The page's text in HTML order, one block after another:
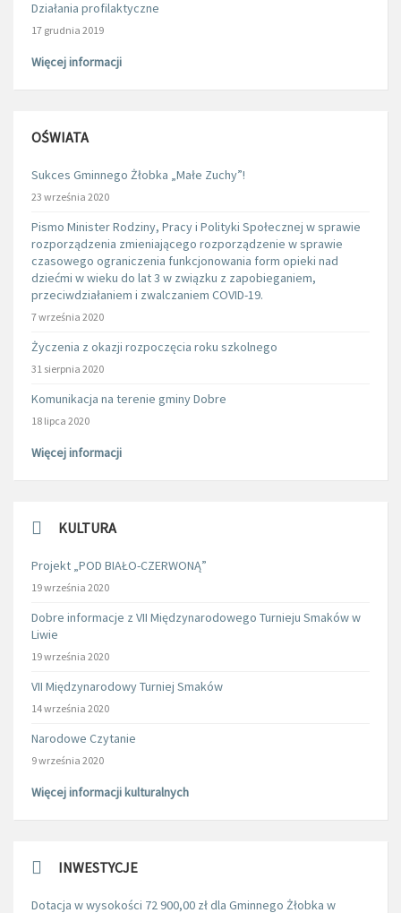
Działania profilaktyczne
17 grudnia 2019
Więcej informacji
OŚWIATA
Sukces Gminnego Żłobka „Małe Zuchy”!
23 września 2020
Pismo Minister Rodziny, Pracy i Polityki Społecznej w sprawie
rozporządzenia zmieniającego rozporządzenie w sprawie
czasowego ograniczenia funkcjonowania form opieki nad
dziećmi w wieku do lat 3 w związku z zapobieganiem,
przeciwdziałaniem i zwalczaniem COVID-19.
7 września 2020
Życzenia z okazji rozpoczęcia roku szkolnego
31 sierpnia 2020
Komunikacja na terenie gminy Dobre
18 lipca 2020
Więcej informacji
KULTURA
Projekt „POD BIAŁO-CZERWONĄ”
19 września 2020
Dobre informacje z VII Międzynarodowego Turnieju Smaków w
Liwie
19 września 2020
VII Międzynarodowy Turniej Smaków
14 września 2020
Narodowe Czytanie
9 września 2020
Więcej informacji kulturalnych
INWESTYCJE
Dotacja w wysokości 72 900,00 zł dla Gminnego Żłobka w